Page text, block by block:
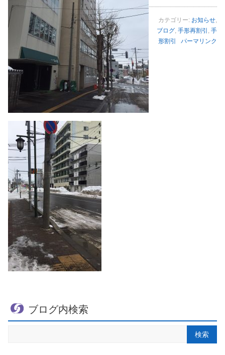
カテゴリー: お知らせ,
ブログ, 手形再割引 , 手
形割引
パーマリンク
ブログ内検索